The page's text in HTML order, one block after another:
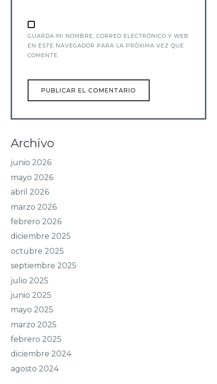
GUARDA MI NOMBRE, CORREO ELECTRÓNICO Y WEB
EN ESTE NAVEGADOR PARA LA PRÓXIMA VEZ QUE
COMENTE.
Archivo
junio 2026
mayo 2026
abril 2026
marzo 2026
febrero 2026
diciembre 2025
octubre 2025
septiembre 2025
julio 2025
junio 2025
mayo 2025
marzo 2025
febrero 2025
diciembre 2024
agosto 2024